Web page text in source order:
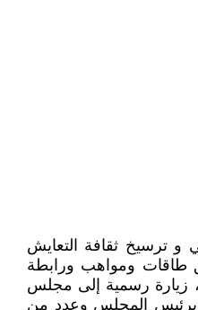
و ترسيخ ثقافة التعايش
طاقات ومواهب ورابطة
زيارة رسمية إلى مجلس
المجلس وعدد من